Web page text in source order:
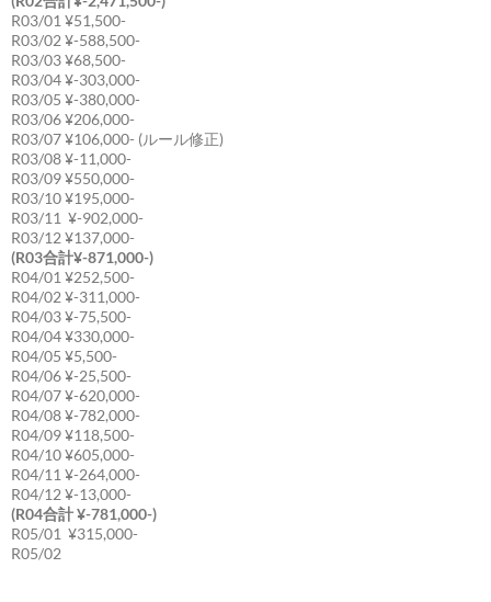
R03/01 ¥51,500-
R03/02 ¥-588,500-
R03/03 ¥68,500-
R03/04 ¥-303,000-
R03/05 ¥-380,000-
R03/06 ¥206,000-
R03/07 ¥106,000- (ルール修正)
R03/08 ¥-11,000-
R03/09 ¥550,000-
R03/10 ¥195,000-
R03/11 ¥-902,000-
R03/12 ¥137,000-
(R03合計¥-871,000-)
R04/01 ¥252,500-
R04/02 ¥-311,000-
R04/03 ¥-75,500-
R04/04 ¥330,000-
R04/05 ¥5,500-
R04/06 ¥-25,500-
R04/07 ¥-620,000-
R04/08 ¥-782,000-
R04/09 ¥118,500-
R04/10 ¥605,000-
R04/11 ¥-264,000-
R04/12 ¥-13,000-
(R04合計 ¥-781,000-)
R05/01 ¥315,000-
R05/02